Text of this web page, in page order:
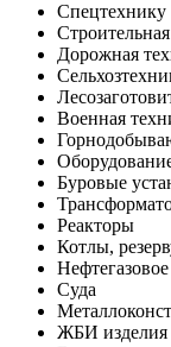
Спецтехнику
Дорожная
Военная
Буровые
Реакторы
Котлы,
Cуда
ЖБИ изделия